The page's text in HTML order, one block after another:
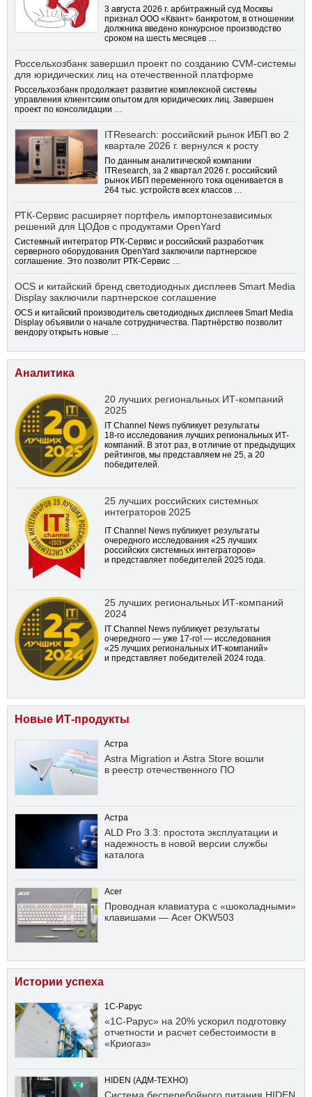
3 августа 2026 г. арбитражный суд Москвы
признал ООО «Квант» банкротом, в отношении
должника введено конкурсное производство
сроком на шесть месяцев …
Россельхозбанк завершил проект по созданию CVM-системы
для юридических лиц на отечественной платформе
Россельхозбанк продолжает развитие комплексной системы
управления клиентским опытом для юридических лиц. Завершен
проект по консолидации …
ITResearch: российский рынок ИБП во 2
квартале 2026 г. вернулся к росту
По данным аналитической компании
ITResearch, за 2 квартал 2026 г. российский
рынок ИБП переменного тока оценивается в
264 тыс. устройств всех классов …
РТК-Сервис расширяет портфель импортонезависимых
решений для ЦОДов с продуктами OpenYard
Системный интегратор РТК-Сервис и российский разработчик
серверного оборудования OpenYard заключили партнерское
соглашение. Это позволит РТК-Сервис …
OCS и китайский бренд светодиодных дисплеев Smart Media
Display заключили партнерское соглашение
OCS и китайский производитель светодиодных дисплеев Smart Media
Display объявили о начале сотрудничества. Партнёрство позволит
вендору открыть новые …
Аналитика
20 лучших региональных ИТ-компаний
2025
IT Channel News публикует результаты
18-го исследования лучших региональных ИТ-
компаний. В этот раз, в отличие от предыдущих
рейтингов, мы представляем не 25, а 20
победителей.
25 лучших российских системных
интеграторов 2025
IT Channel News публикует результаты
очередного исследования «25 лучших
российских системных интеграторов»
и представляет победителей 2025 года.
25 лучших региональных ИТ-компаний
2024
IT Channel News публикует результаты
очередного — уже 17-го! — исследования
«25 лучших региональных ИТ-компаний»
и представляет победителей 2024 года.
Новые ИТ-продукты
Астра
Astra Migration и Astra Store вошли
в реестр отечественного ПО
Астра
ALD Pro 3.3: простота эксплуатации и
надежность в новой версии службы
каталога
Acer
Проводная клавиатура с «шоколадными»
клавишами — Acer OKW503
Истории успеха
1С-Рарус
«1С-Рарус» на 20% ускорил подготовку
отчетности и расчет себестоимости в
«Криогаз»
HIDEN (АДМ-ТЕХНО)